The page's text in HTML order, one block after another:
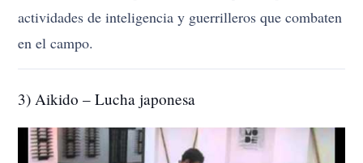
actividades de inteligencia y guerrilleros que combaten
en el campo.
3) Aikido – Lucha japonesa